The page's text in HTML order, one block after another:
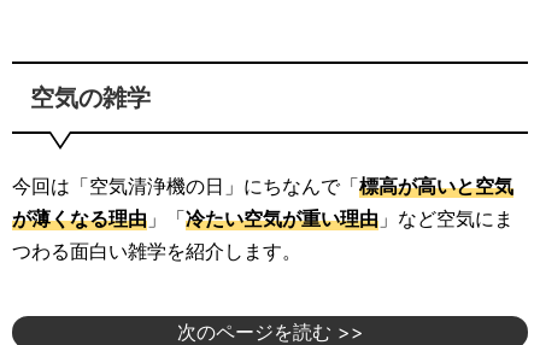
空気の雑学
今回は「空気清浄機の日」にちなんで「標高が高いと空気
が薄くなる理由 」「冷たい空気が重い理由 」など空気にま
つわる面白い雑学を紹介します。
次のページを読む >>